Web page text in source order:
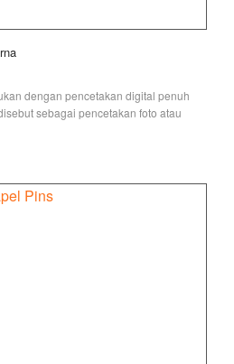
dengan pencetakan digital penuh
sebagai pencetakan foto atau